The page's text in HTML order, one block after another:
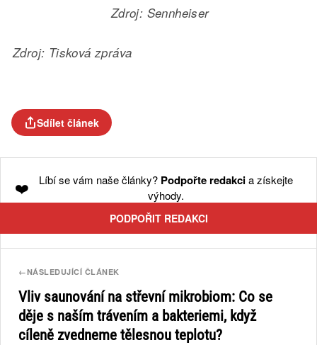
Zdroj: Sennheiser
Zdroj: Tisková zpráva
Sdílet článek
❤️ Líbí se vám naše články? Podpořte redakcia získejte
výhody.
PODPOŘIT REDAKCI
←NÁSLEDUJÍCÍ ČLÁNEK
Vliv saunování na střevní mikrobiom: Co se
děje s naším trávením a bakteriemi, když
cíleně zvedneme tělesnou teplotu?